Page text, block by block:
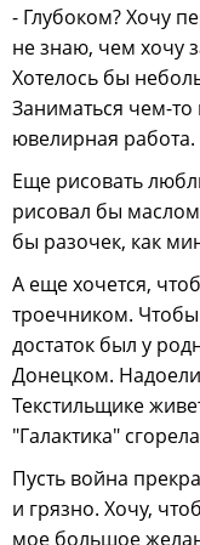
- Глубоком? Хочу
не знаю, чем хочу
Хотелось бы
Заниматься чем-
ювелирная работа.
Еще рисовать
рисовал бы
бы разочек, как
А еще хочется,
троечником.
достаток был у
Донецком.
Текстильщике
"Галактика"
Пусть война
и грязно. Хочу,
мое большое